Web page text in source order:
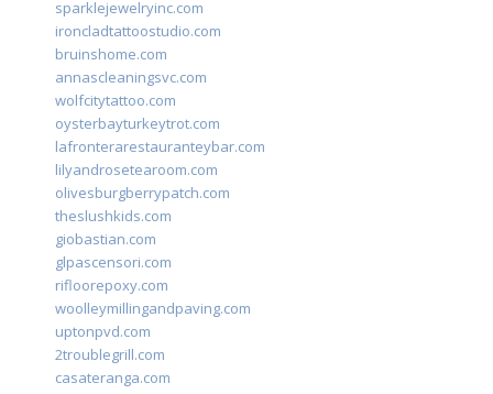
sparklejewelryinc.com
ironcladtattoostudio.com
bruinshome.com
annascleaningsvc.com
wolfcitytattoo.com
oysterbayturkeytrot.com
lafronterarestauranteybar.com
lilyandrosetearoom.com
olivesburgberrypatch.com
theslushkids.com
giobastian.com
glpascensori.com
rifloorepoxy.com
woolleymillingandpaving.com
uptonpvd.com
2troublegrill.com
casateranga.com